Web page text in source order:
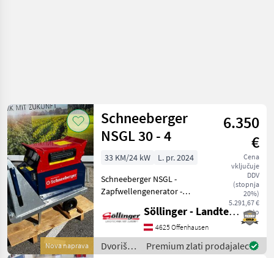
Nova naprava
Schneeberger
NSGL 30 - 4
6.350
€
Cena
vključuje
DDV
(stopnja
20%)
5.291,67 €
neto
33 KM/24 kW
L. pr. 2024
Schneeberger NSGL -
Zapfwellengenerator -
Umschalter - 4 poliger
Synchrongenerator mit
1500 U/min und
elektronischer AVR
Söllinger - Landtechnik GmbH
4625 Offenhausen
Dvoriščna
Premium zlati prodajalec